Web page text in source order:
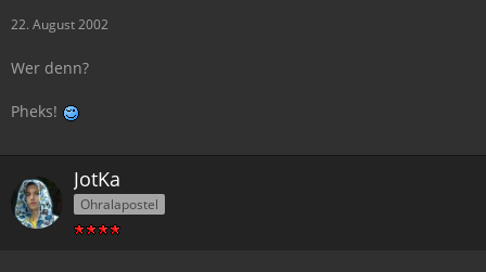
22. August 2002
Wer denn?
Pheks!
JotKa
Ohralapostel